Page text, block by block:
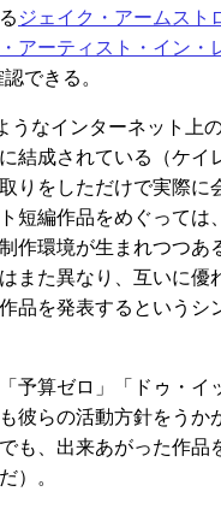
ジェイク・アームスト
アーティスト・イン・
できる。
うなインターネット上
結成されている（ケイ
りをしただけで実際に
短編作品をめぐっては
作環境が生まれつつあ
また異なり、互いに優
品を発表するというシ
予算ゼロ」「ドゥ・イ
彼らの活動方針をうか
も、出来あがった作品
）。